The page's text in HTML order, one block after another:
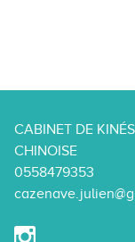
CABINET DE
CHINOISE
0558479353